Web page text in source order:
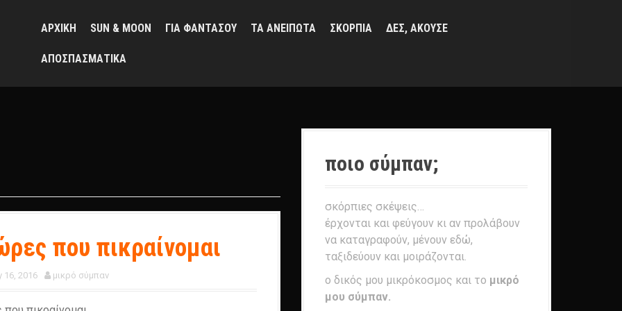
ΑΡΧΙΚΗ SUN & MOON ΓΙΑ ΦΑΝΤΑΣΟΥ ΤΑ ΑΝΕΙΠΩΤΑ ΣΚΟΡΠΙΑ ΔΕΣ, ΑΚΟΥΣΕ
ΑΠΟΣΠΑΣΜΑΤΙΚΑ
που πικραίνομαι
16, 2016 μικρό σύμπαν
ποιο σύμπαν;
σκόρπιες σκέψεις…
έρχονται και φεύγουν κι αν προλάβουν
να καταγραφούν, μένουν εδώ,
ταξιδεύουν και μοιράζονται.
ο δικός μου μικρόκοσμος και το μικρό
μου σύμπαν.